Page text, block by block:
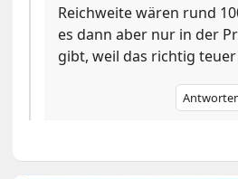
Reichweite wären rund
es dann aber nur in der
gibt, weil das richtig